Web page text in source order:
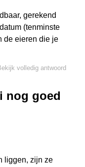
gerekend
(tenminste
de eieren die je
volledig antwoord
nog goed
liggen, zijn ze